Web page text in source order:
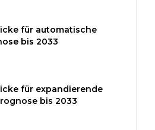
2024-2031
Vertical (Automotive,
Retail, Healthcare,
and by Region - Global
Overview, Market
Analysis, Historical
für automatische
bis 2033
für expandierende
bis 2033